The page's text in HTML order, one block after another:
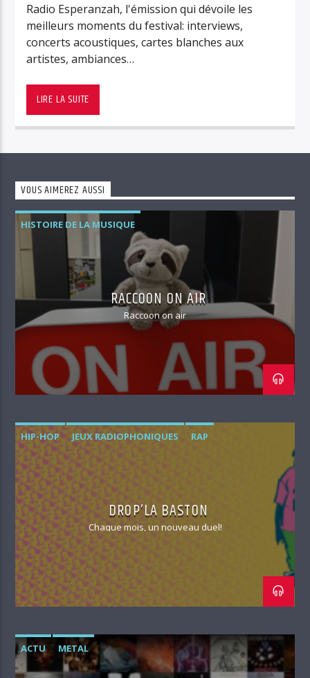
Radio Esperanzah, l'émission qui dévoile les
meilleurs moments du festival: interviews,
concerts acoustiques, cartes blanches aux
artistes, ambiances…
de bonus, reportages, interviews, séquences
LIRE LA SUITE
VOUS AIMEREZ AUSSI
HISTOIRE DE LA MUSIQUE
RACCOON ON AIR
Raccoon on air
HIP-HOP JEUX RADIOPHONIQUES RAP
DROP’LA BASTON
Chaque mois, un nouveau duel!
ACTU METAL